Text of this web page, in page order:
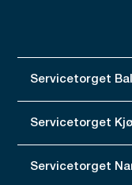
Servicetorget
Servicetorget
Servicetorget